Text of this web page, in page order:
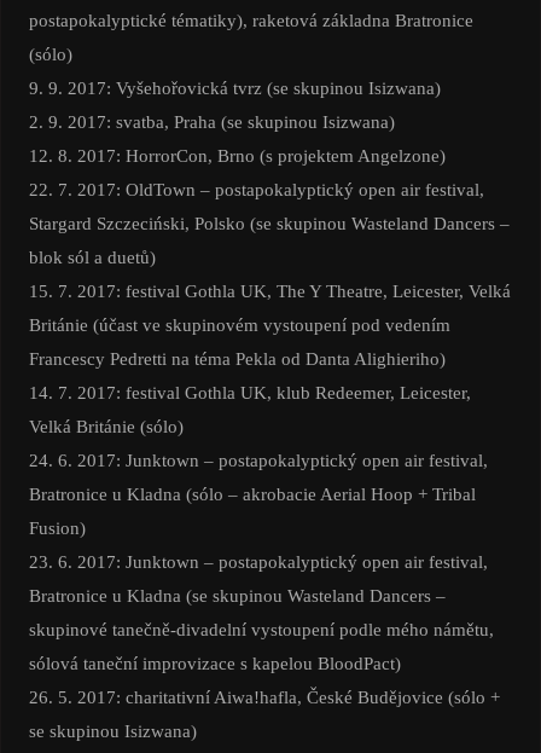
postapokalyptické tématiky), raketová základna Bratronice
(sólo)
9. 9. 2017: Vyšehořovická tvrz (se skupinou Isizwana)
2. 9. 2017: svatba, Praha (se skupinou Isizwana)
12. 8. 2017: HorrorCon, Brno (s projektem Angelzone)
22. 7. 2017: OldTown – postapokalyptický open air festival,
Stargard Szczeciński, Polsko (se skupinou Wasteland Dancers –
blok sól a duetů)
15. 7. 2017: festival Gothla UK, The Y Theatre, Leicester, Velká
Británie (účast ve skupinovém vystoupení pod vedením
Francescy Pedretti na téma Pekla od Danta Alighieriho)
14. 7. 2017: festival Gothla UK, klub Redeemer, Leicester,
Velká Británie (sólo)
24. 6. 2017: Junktown – postapokalyptický open air festival,
Bratronice u Kladna (sólo – akrobacie Aerial Hoop + Tribal
Fusion)
23. 6. 2017: Junktown – postapokalyptický open air festival,
Bratronice u Kladna (se skupinou Wasteland Dancers –
skupinové tanečně-divadelní vystoupení podle mého námětu,
sólová taneční improvizace s kapelou BloodPact)
26. 5. 2017: charitativní Aiwa!hafla, České Budějovice (sólo +
se skupinou Isizwana)